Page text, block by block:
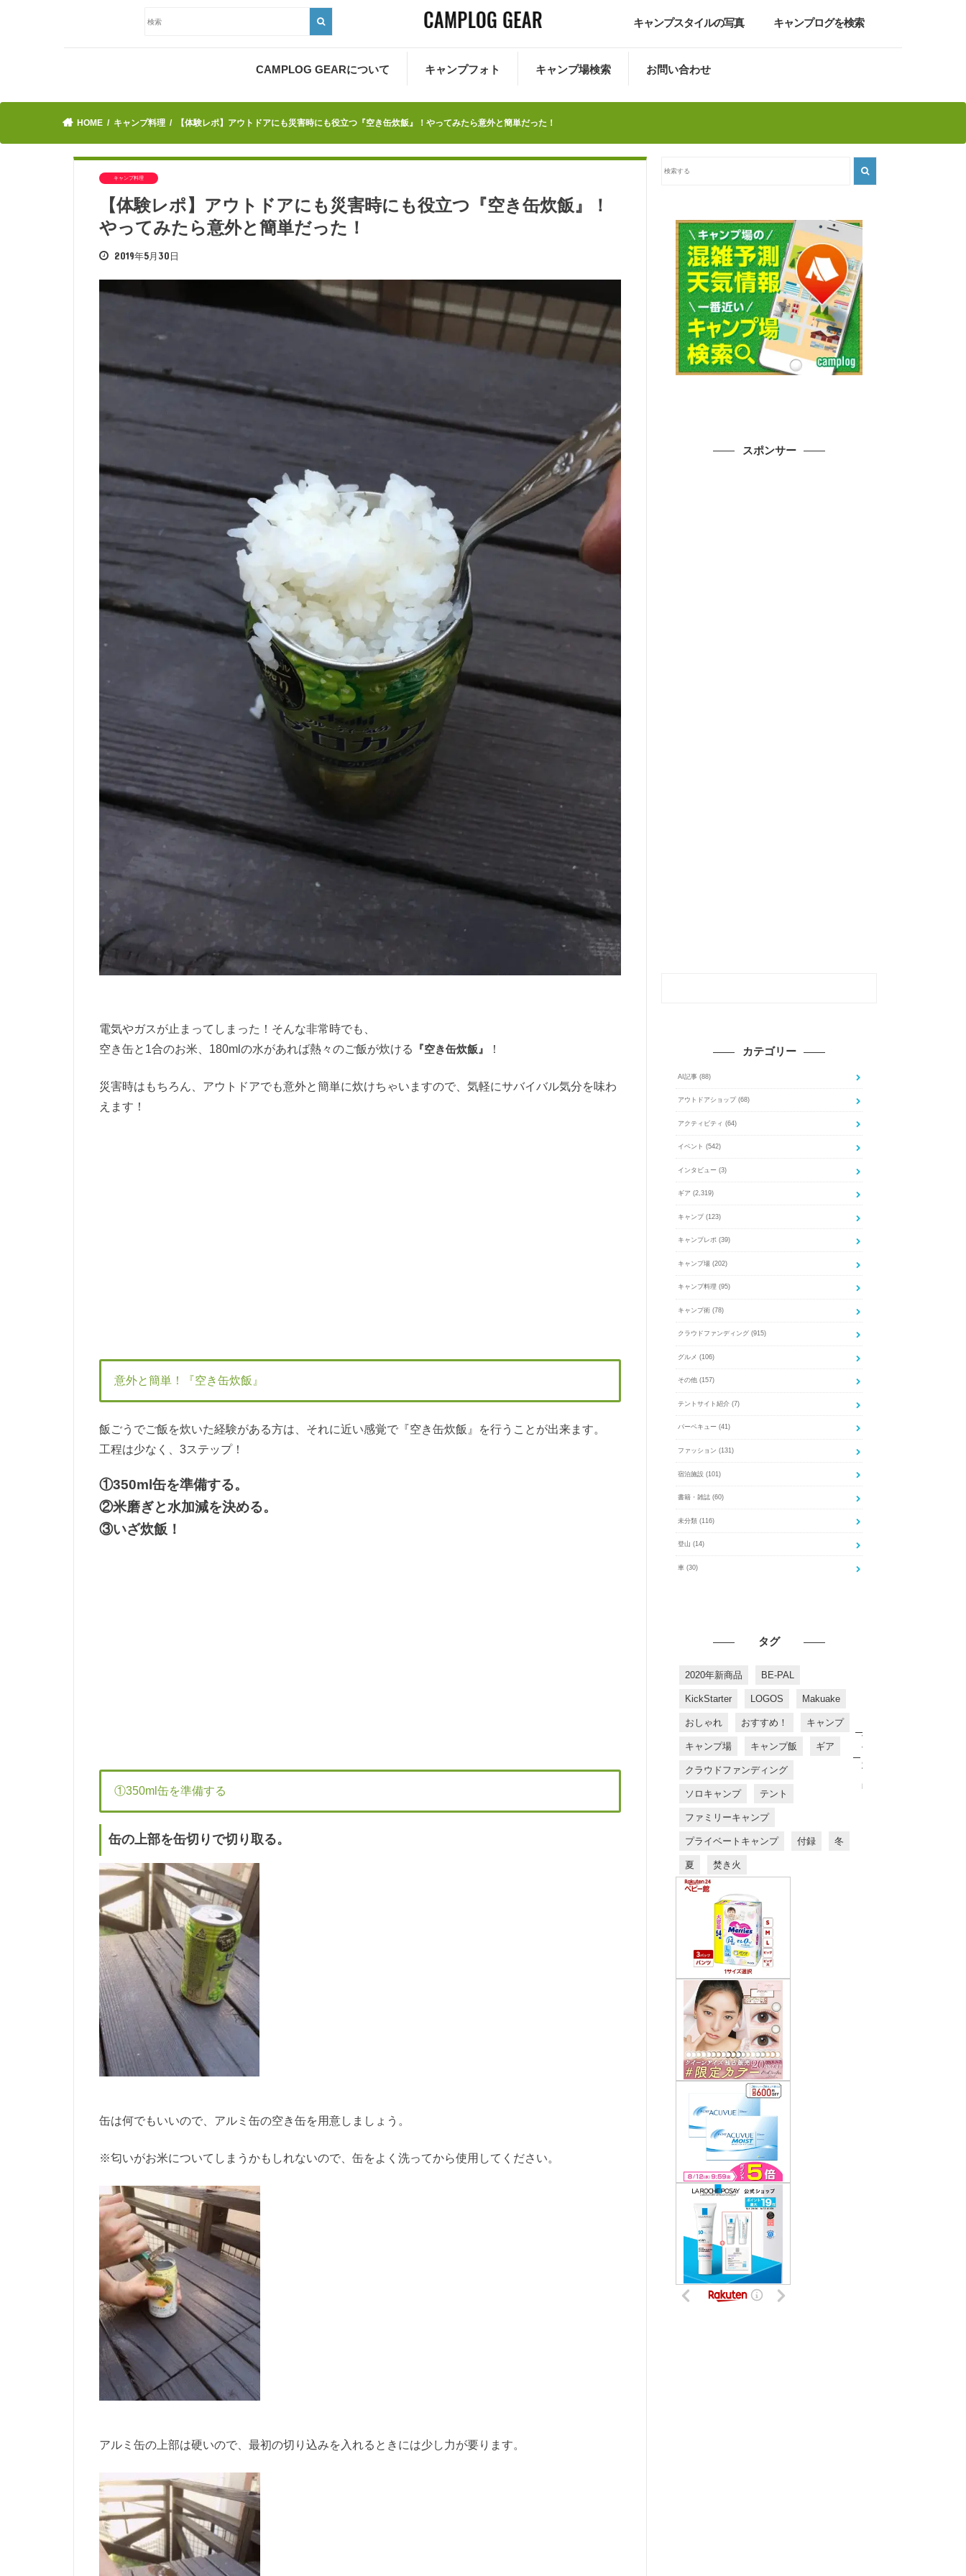
キャンプスタイルの写真 キャンプログを検索
CAMPLOG GEARについて キャンプフォト キャンプ場検索 お問い合わせ
HOME キャンプ料理 【体験レポ】アウトドアにも災害時にも役立つ『空き缶炊飯』！やってみたら意外と簡単だった！
キャンプ料理
【体験レポ】アウトドアにも災害時にも役立つ『空き缶炊飯』！
やってみたら意外と簡単だった！
2019年5月30日
電気やガスが止まってしまった！そんな非常時でも、
空き缶と1合のお米、180mlの水があれば熱々のご飯が炊ける
『空き缶炊飯』 ！
災害時はもちろん、アウトドアでも意外と簡単に炊けちゃいますので、気軽にサバイバル気分を味わ
えます！
意外と簡単！『空き缶炊飯』
飯ごうでご飯を炊いた経験がある方は、それに近い感覚で『空き缶炊飯』を行うことが出来ます。
工程は少なく、3ステップ！
①350ml缶を準備する。
②米磨ぎと水加減を決める。
③いざ炊飯！
①350ml缶を準備する
缶の上部を缶切りで切り取る。
缶は何でもいいので、アルミ缶の空き缶を用意しましょう。
※匂いがお米についてしまうかもしれないので、缶をよく洗ってから使用してください。
アルミ缶の上部は硬いので、最初の切り込みを入れるときには少し力が要ります。
スポンサー
カテゴリー
AI記事 (88)
アウトドアショップ (68)
アクティビティ (64)
イベント (542)
インタビュー (3)
ギア (2,319)
キャンプ (123)
キャンプレポ (39)
キャンプ場 (202)
キャンプ料理 (95)
キャンプ術 (78)
クラウドファンディング (915)
グルメ (106)
その他 (157)
テントサイト紹介 (7)
バーベキュー (41)
ファッション (131)
宿泊施設 (101)
書籍・雑誌 (60)
未分類 (116)
登山 (14)
車 (30)
タグ
2020年新商品 BE-PAL
KickStarter LOGOS Makuake
おしゃれ おすすめ！ キャンプ
キャンプ場 キャンプ飯 ギア
クラウドファンディング
ソロキャンプ テント
ファミリーキャンプ
プライベートキャンプ 付録 冬
夏 焚き火
す
す
め
商
品